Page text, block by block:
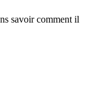
savoir comment il